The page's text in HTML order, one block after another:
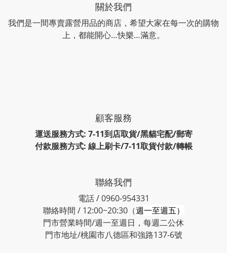
關於我們
我們是一間專賣露營用品的商店，希望大家在每一次的購物
上，都能開心…快樂…滿意。
顧客服務
運送服務方式: 7-11到店取貨/黑貓宅配/郵寄
付款服務方式: 線上刷卡/7-11取貨付款/轉帳
聯絡我們
電話 / 0960-954331
聯絡時間 / 12:00~20:30（週一至週五）
門市營業時間/週一至週日，每週二公休
門市地址/桃園市八德區和強路137-6號